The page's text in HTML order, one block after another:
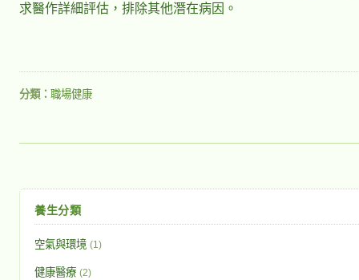
求醫作詳細評估，排除其他潛在病因。
分類： 職場健康
養生分類
空氣與環境(1)
健康醫療(2)